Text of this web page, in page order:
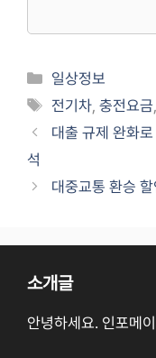
Categories
일상정보
Tags
전기차,충전요금
대출 규제 완화
석
대중교통 환승
소개글
안녕하세요. 인포메